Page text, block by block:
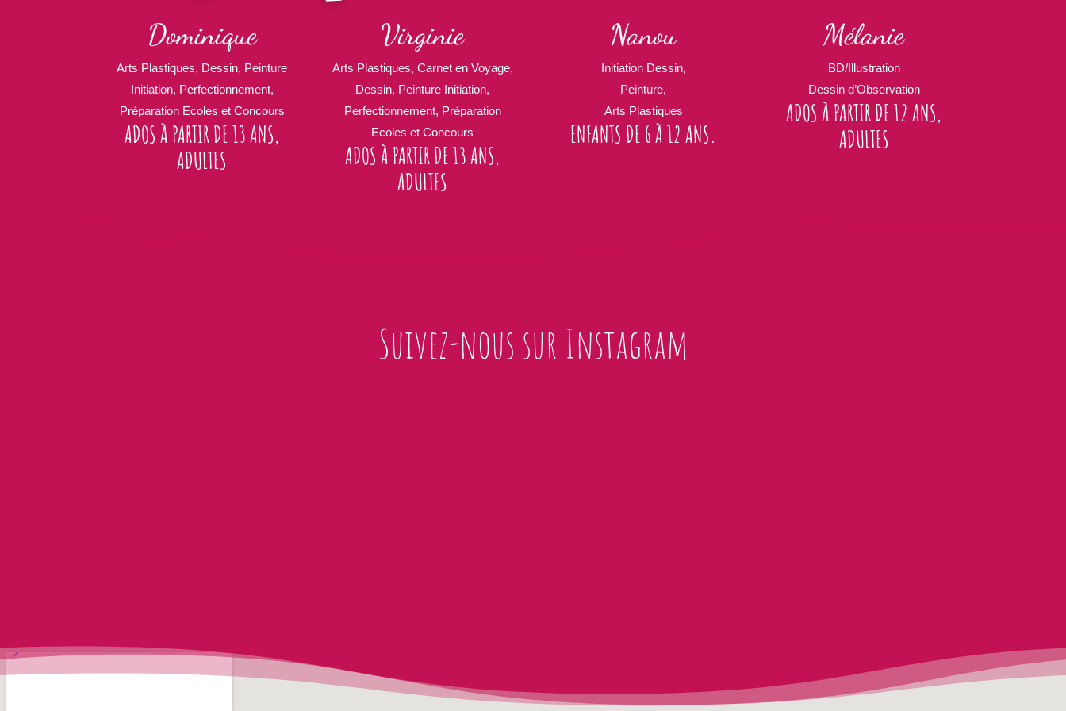
Dominique
Arts Plastiques, Dessin, Peinture
Initiation, Perfectionnement,
Préparation Ecoles et Concours
ADOS À PARTIR DE 13 ANS,
ADULTES
Virginie
Arts Plastiques, Carnet en Voyage,
Dessin, Peinture Initiation,
Perfectionnement, Préparation
Ecoles et Concours
ADOS À PARTIR DE 13 ANS,
ADULTES
Nanou
Initiation Dessin,
Peinture,
Arts Plastiques
ENFANTS DE 6 À 12 ANS.
Mélanie
BD/Illustration
Dessin d’Observation
ADOS À PARTIR DE 12 ANS,
ADULTES
Suivez-nous sur Instagram